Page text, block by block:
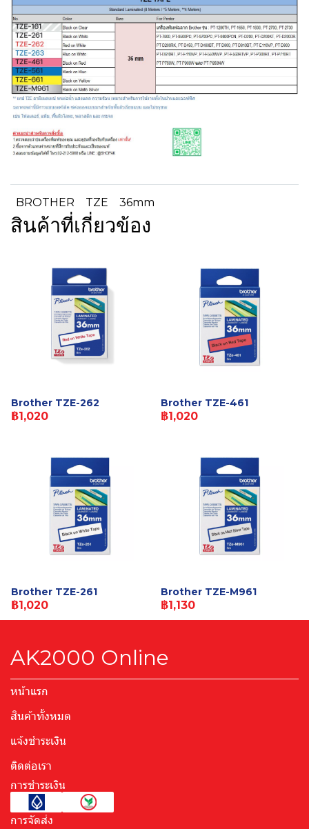
BROTHER TZE 36mm
สินค้าที่เกี่ยวข้อง
Brother TZE-262
฿1,020
Brother TZE-461
฿1,020
Brother TZE-261
฿1,020
Brother TZE-M961
฿1,130
AK2000 Online
หน้าแรก
สินค้าทั้งหมด
แจ้งชำระเงิน
ติดต่อเรา
การชำระเงิน
การจัดส่ง